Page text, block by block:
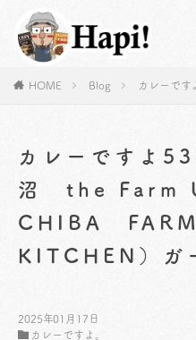
HOME Blog カレーです
カレーですよ
沼 the Farm
CHIBA
KITCHEN）ガ
2025年01月17日
カレーですよ。